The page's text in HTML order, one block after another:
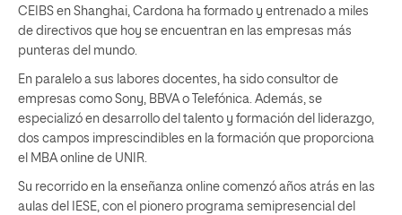
CEIBS en Shanghai, Cardona ha formado y entrenado a miles
de directivos que hoy se encuentran en las empresas más
punteras del mundo.
En paralelo a sus labores docentes, ha sido consultor de
empresas como Sony, BBVA o Telefónica. Además, se
especializó en desarrollo del talento y formación del liderazgo,
dos campos imprescindibles en la formación que proporciona
el MBA online de UNIR.
Su recorrido en la enseñanza online comenzó años atrás en las
aulas del IESE, con el pionero programa semipresencial del